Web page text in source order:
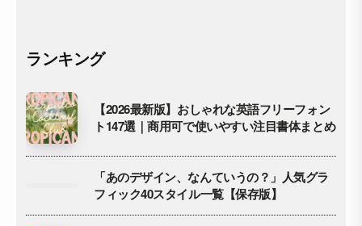
ランキング
【2026最新版】おしゃれな英語フリーフォン
ト147選｜商用可で使いやすい注目書体まとめ
「あのデザイン、なんていうの？」人気グラ
フィック40スタイル一覧【保存版】